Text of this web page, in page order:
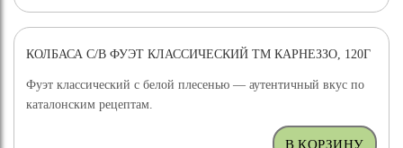
КОЛБАСА С/В ФУЭТ КЛАССИЧЕСКИЙ ТМ КАРНЕЗЗО, 120Г
Фуэт классический с белой плесенью — аутентичный вкус по
каталонским рецептам.